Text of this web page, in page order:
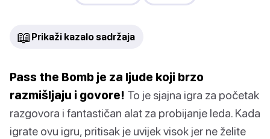
📖 Prikaži kazalo sadržaja
Pass the Bomb je za ljude koji brzo
razmišljaju i govore! To je sjajna igra za početak
razgovora i fantastičan alat za probijanje leda. Kada
igrate ovu igru, pritisak je uvijek visok jer ne želite